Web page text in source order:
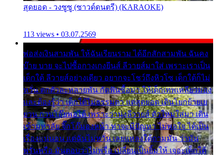
สุดยอด - วงซูซู (ซาวด์ดนตรี) (KARAOKE)
113 views • 03.07.2569
พ่อส่งเงินสามพัน ให้ฉันเรียนราม ได้อีกสักสามพัน ฉันคง
บ๊าย บาย จะไปซื้อกางเกงยีนส์ ลีวายส์มาใส่ เพราะเราเป็น
เด็กใต้ ลีวายส์อย่างเดียว อยากจะโชว์ถึงหิวโซ เด็กใต้ก็ไม่
หวั่น ตกตัวละหลายพัน กัดฟันซื้อมา ให้เด็กเทพเหลียวมอง
และต้องรู้ว่า เด็กใต้ไม่ธรรมดา แต่สุดยอด เดินโยกย้ายเย
ยวน กวนโอ๊ยพอได้ เพราะว่านุ่งลีวายส์ ตัวใหม่ใส่มา เดิน
เข้ามหาลัย จิ๊กโก๊มองหน้า ท่าจะมีปัญหา ไม่พอใจ ได้เป็น
เรื่องแน่นอน แต่ฉันไม่หวั่น เลยแหลงใต้ถามมัน ว่ามัน
พรั่นพรือ มันตอบว่าไม่พรื่อ เปลี่ยนเป็นยิ้มให้ เจอะเด็กใต้